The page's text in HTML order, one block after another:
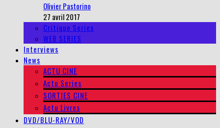
Olivier Pastorino
27 avril 2017
Critique Series
WEB SERIES
Interviews
News
ACTU CINE
Actu Series
SORTIES CINE
Actu Livres
DVD/BLU-RAY/VOD